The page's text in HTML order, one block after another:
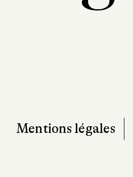
Mentions légales